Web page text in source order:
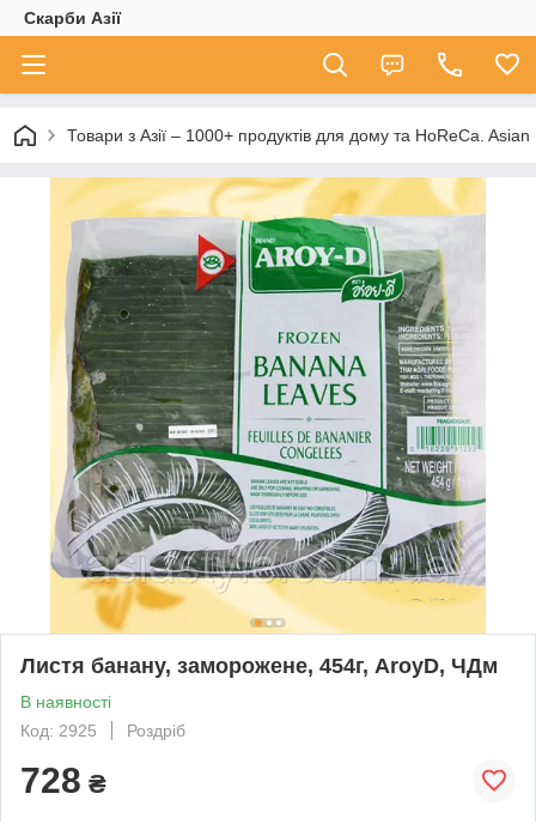
Скарби Азії
Товари з Азії – 1000+ продуктів для дому та HoReCa.
Листя банану, заморожене, 454г, AroyD, ЧДм
В наявності
Код: 2925
Роздріб
728 ₴